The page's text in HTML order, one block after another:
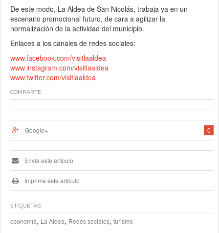
De este modo, La Aldea de San Nicolás, trabaja ya en un
escenario promocional futuro, de cara a agilizar la
normalización de la actividad del municipio.
Enlaces a los canales de redes sociales:
www.facebook.com/visitlaaldea
www.instagram.com/visitlaaldea
www.twitter.com/visitlaaldea
COMPARTE
0
Google+
Envía este artículo
Imprime este artículo
ETIQUETAS
economía, La Aldea, Redes sociales, turismo